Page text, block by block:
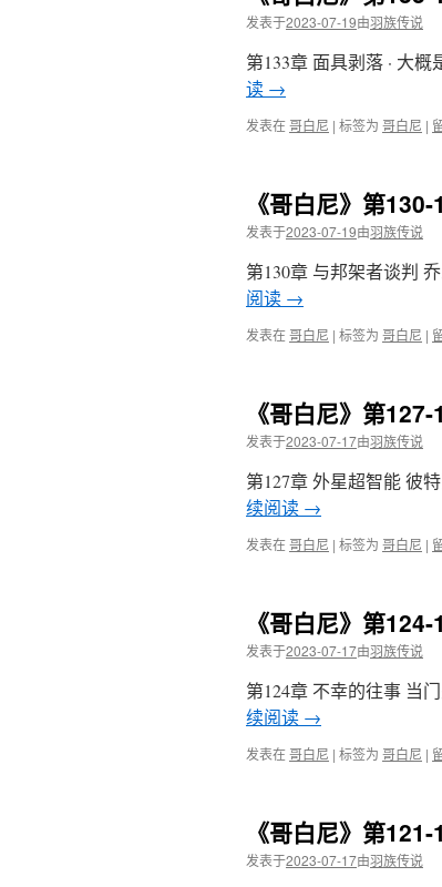
发表于2023-07-19由羽族传说
第133章 面具剥落 · 大
读 →
发表在哥白尼 | 标签为 哥白尼 |
《哥白尼》第
发表于2023-07-19由羽族传说
第130章 与邦架者谈判
阅读 →
发表在哥白尼 | 标签为 哥白尼 |
《哥白尼》第
发表于2023-07-17由羽族传说
第127章 外星超智能 彼
续阅读 →
发表在哥白尼 | 标签为 哥白尼 |
《哥白尼》第
发表于2023-07-17由羽族传说
第124章 不幸的往事 当
续阅读 →
发表在哥白尼 | 标签为 哥白尼 |
《哥白尼》第
发表于2023-07-17由羽族传说